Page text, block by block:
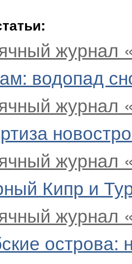
журнал
водопад
журнал
журнал
Кипр и
журнал
острова: